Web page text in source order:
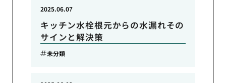
キッチン水栓根元からの水漏れその
サインと解決策
2025.06.07
未分類